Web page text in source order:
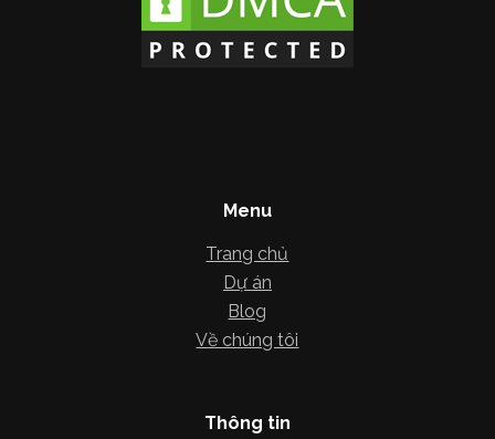
Menu
Trang chủ
Dự án
Blog
Về chúng tôi
Thông tin